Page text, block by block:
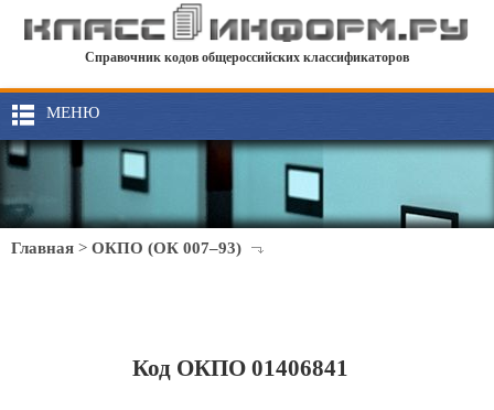
Справочник кодов общероссийских классификаторов
МЕНЮ
Главная > ОКПО (ОК 007–93)
Код ОКПО 01406841